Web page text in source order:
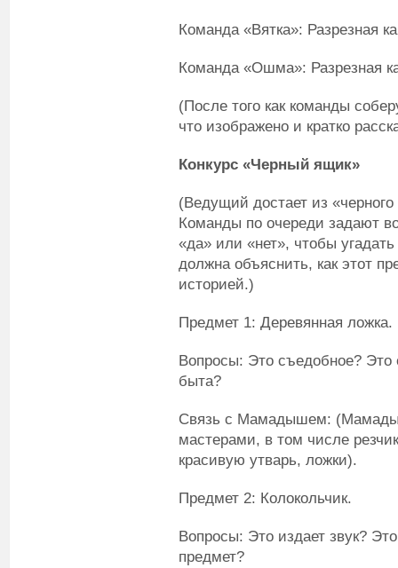
Команда «Вятка»: Разрезная
Команда «Ошма»: Разрезная
(После того как команды
что изображено и кратко
Конкурс «Черный ящик»
(Ведущий достает из
Команды по очереди задают
«да» или «нет», чтобы
должна объяснить, как этот
историей.)
Предмет 1: Деревянная ложка.
Вопросы: Это съедобное? Это
быта?
Связь с Мамадышем:
мастерами, в том числе
красивую утварь, ложки).
Предмет 2: Колокольчик.
Вопросы: Это издает звук?
предмет?